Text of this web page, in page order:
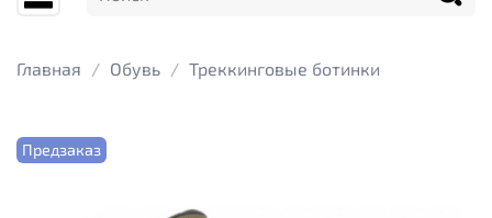
Главная Обувь Треккинговые ботинки
Предзаказ